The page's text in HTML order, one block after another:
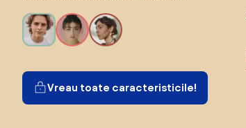
Vreau toate caracteristicile!